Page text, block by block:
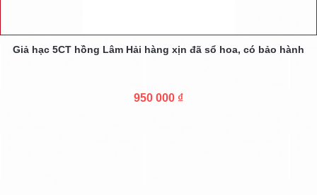
Giả hạc 5CT hồng Lâm Hải hàng xịn đã sổ hoa, có bảo hành
950 000 ₫